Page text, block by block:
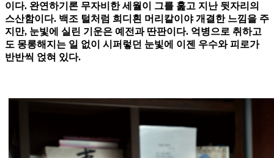
이다. 완연하기론 무자비한 세월이 그를 훑고 지난 뒷자리의
스산함이다. 백조 털처럼 희디흰 머리칼이야 개결한 느낌을 주
지만, 눈빛에 실린 기운은 예전과 딴판이다. 억병으로 취하고
도 몽롱해지는 일 없이 시퍼렇던 눈빛에 이젠 우수와 피로가
반반씩 얹혀 있다.